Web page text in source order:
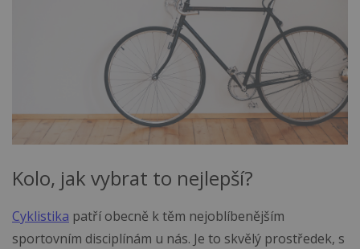
Kolo, jak vybrat to nejlepší?
Cyklistika patří obecně k těm nejoblíbenějším
sportovním disciplínám u nás. Je to skvělý prostředek, s